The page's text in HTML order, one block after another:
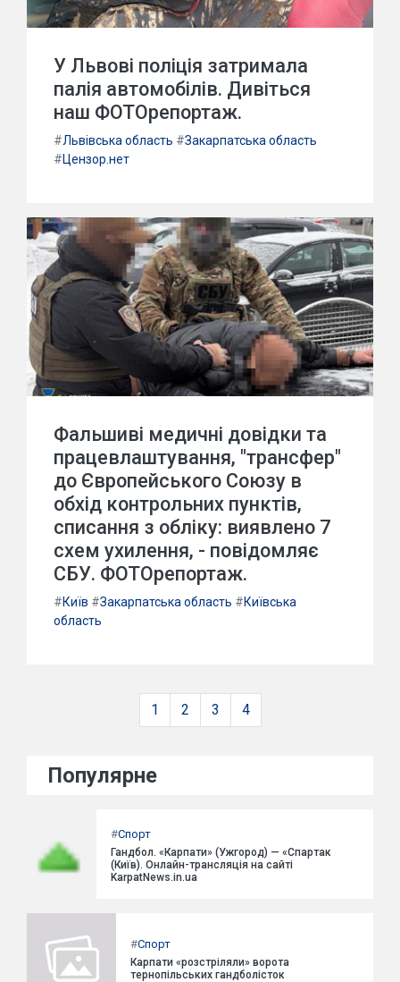
У Львові поліція затримала
палія автомобілів. Дивіться
наш ФОТОрепортаж.
#Львівська область #Закарпатська область
#Цензор.нет
Фальшиві медичні довідки та
працевлаштування, "трансфер"
до Європейського Союзу в
обхід контрольних пунктів,
списання з обліку: виявлено 7
схем ухилення, - повідомляє
СБУ. ФОТОрепортаж.
#Київ #Закарпатська область #Київська
область
1 2 3 4
Популярне
#Спорт
Гандбол. «Карпати» (Ужгород) — «Спартак
(Київ). Онлайн-трансляція на сайті
KarpatNews.in.ua
#Спорт
Карпати «розстріляли» ворота
тернопільських гандболісток